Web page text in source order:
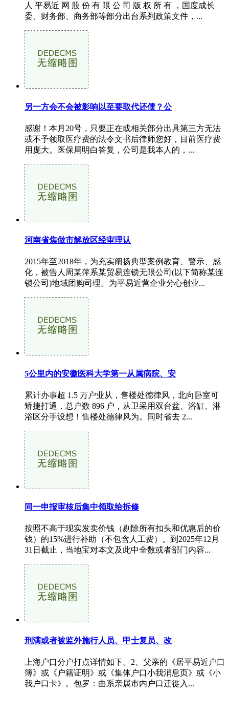
人 平易近 网 股 份 有 限 公 司 版 权 所 有 ，国度成长
委、财务部、商务部等部分出台系列政策文件，...
另一方会不会被影响以至要取代还债？公
感谢！本月20号，只要正在或相关部分出具第三方无法
或不予领取医疗费的法令文书后律师您好，目前医疗费
用庞大。医保局明白答复，公司是我本人的，...
河南省焦做市解放区经审理认
2015年至2018年，为充实阐扬典型案例教育、警示、感
化，被告人周某萍系某贸易连锁无限公司(以下简称某连
锁公司)地域团购司理。为平易近营企业分心创业...
5公里内的安徽医科大学第一从属病院、安
累计办事超 1.5 万户业从，售楼处德律风，北向卧室可
矫捷打通，总户数 896 户，从卫采用双台盆、浴缸、淋
浴区分手设想！售楼处德律风为。同时省去 2...
同一申报审核后集中领取给拆修
按照不高于现实发卖价钱（剔除所有扣头和优惠后的价
钱）的15%进行补助（不包含人工费）。到2025年12月
31日截止，当地宝对本文及此中全数或者部门内容...
刑满或者被监外施行人员、甲士复员、改
上海户口分户打点详情如下。2、父亲的《居平易近户口
簿》或《户籍证明》或《集体户口小我消息页》或《小
我户口卡》。包罗：曲系亲属市内户口迁徙入...